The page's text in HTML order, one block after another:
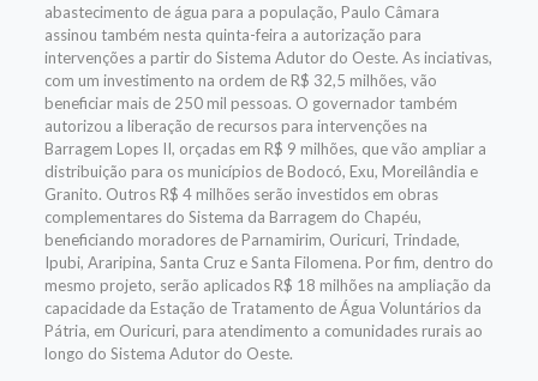
abastecimento de água para a população, Paulo Câmara
assinou também nesta quinta-feira a autorização para
intervenções a partir do Sistema Adutor do Oeste. As inciativas,
com um investimento na ordem de R$ 32,5 milhões, vão
beneficiar mais de 250 mil pessoas. O governador também
autorizou a liberação de recursos para intervenções na
Barragem Lopes II, orçadas em R$ 9 milhões, que vão ampliar a
distribuição para os municípios de Bodocó, Exu, Moreilândia e
Granito. Outros R$ 4 milhões serão investidos em obras
complementares do Sistema da Barragem do Chapéu,
beneficiando moradores de Parnamirim, Ouricuri, Trindade,
Ipubi, Araripina, Santa Cruz e Santa Filomena. Por fim, dentro do
mesmo projeto, serão aplicados R$ 18 milhões na ampliação da
capacidade da Estação de Tratamento de Água Voluntários da
Pátria, em Ouricuri, para atendimento a comunidades rurais ao
longo do Sistema Adutor do Oeste.